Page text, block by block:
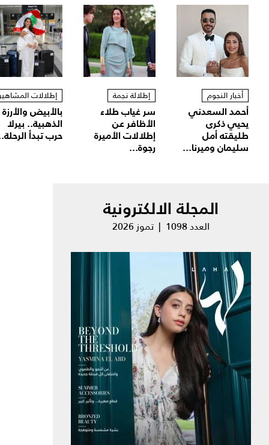
أخبار النجوم
أحمد السعدني
يحيي ذكرى
طليقته أمل
سليمان وميرنا...
إطلالة نجمة
سر غياب طلاء
الأظافر عن
إطلالات الأميرة
رجوة...
إطلالات
بالأبيض والأرزة
الذهبية.. بيرلا
حرب تبدأ
المجلة الالكترونية
العدد 1098 | تموز 2026